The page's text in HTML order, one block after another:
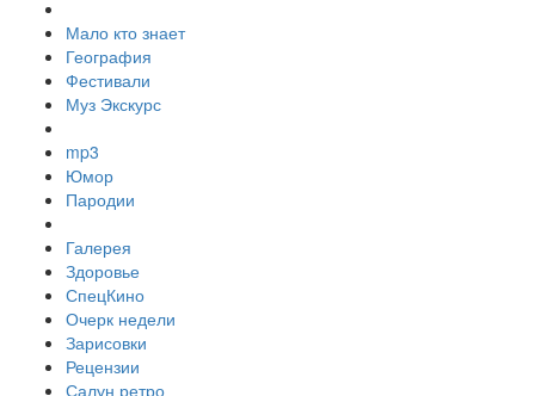
Мало кто знает
География
Фестивали
Муз Экскурс
mp3
Юмор
Пародии
Галерея
Здоровье
СпецКино
Очерк недели
Зарисовки
Рецензии
Салун ретро